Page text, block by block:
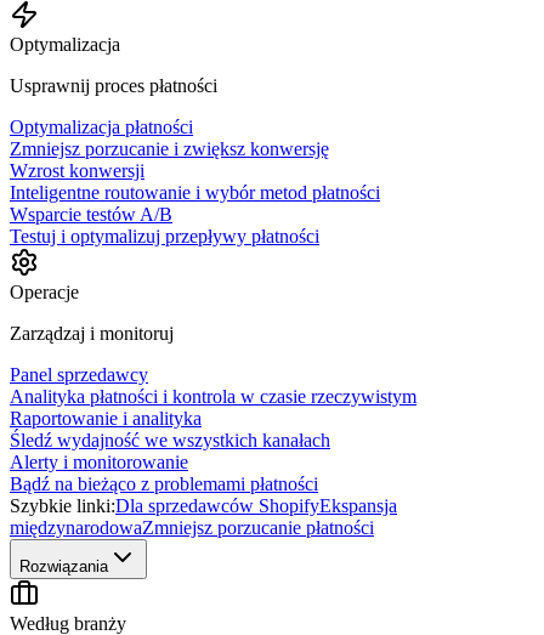
Optymalizacja
Usprawnij proces płatności
Optymalizacja płatności
Zmniejsz porzucanie i zwiększ konwersję
Wzrost konwersji
Inteligentne routowanie i wybór metod płatności
Wsparcie testów A/B
Testuj i optymalizuj przepływy płatności
Operacje
Zarządzaj i monitoruj
Panel sprzedawcy
Analityka płatności i kontrola w czasie rzeczywistym
Raportowanie i analityka
Śledź wydajność we wszystkich kanałach
Alerty i monitorowanie
Bądź na bieżąco z problemami płatności
Szybkie linki:Dla sprzedawców ShopifyEkspansja
międzynarodowaZmniejsz porzucanie płatności
Rozwiązania
Według branży